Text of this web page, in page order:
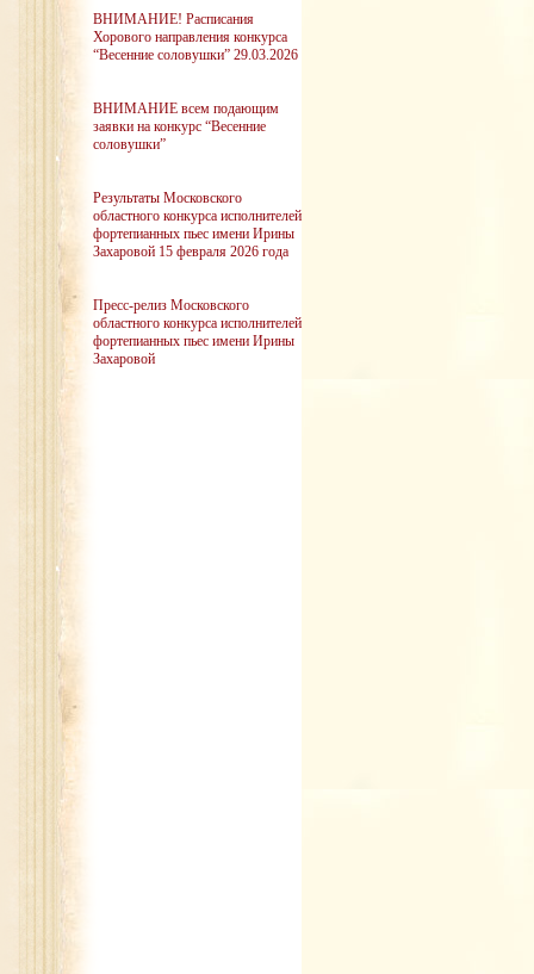
ВНИМАНИЕ! Расписания
Хорового направления конкурса
“Весенние соловушки” 29.03.2026
ВНИМАНИЕ всем подающим
заявки на конкурс “Весенние
соловушки”
Результаты Московского
областного конкурса исполнителей
фортепианных пьес имени Ирины
Захаровой 15 февраля 2026 года
Пресс-релиз Московского
областного конкурса исполнителей
фортепианных пьес имени Ирины
Захаровой